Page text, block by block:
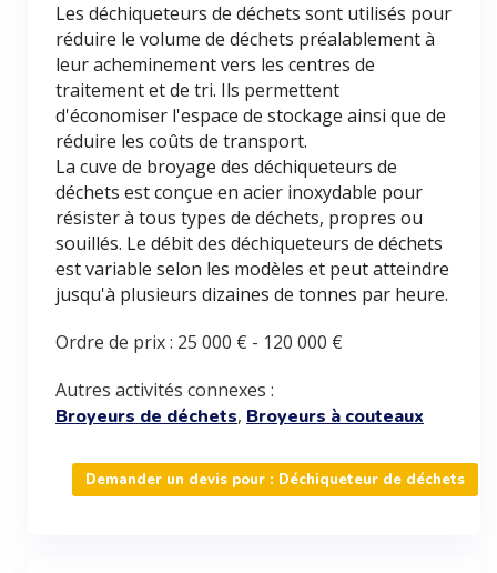
Les déchiqueteurs de déchets sont utilisés pour
réduire le volume de déchets préalablement à
leur acheminement vers les centres de
traitement et de tri. Ils permettent
d'économiser l'espace de stockage ainsi que de
réduire les coûts de transport.
La cuve de broyage des déchiqueteurs de
déchets est conçue en acier inoxydable pour
résister à tous types de déchets, propres ou
souillés. Le débit des déchiqueteurs de déchets
est variable selon les modèles et peut atteindre
jusqu'à plusieurs dizaines de tonnes par heure.
Ordre de prix : 25 000 € - 120 000 €
Autres activités connexes :
Broyeurs de déchets, Broyeurs à couteaux
Demander un devis pour : Déchiqueteur de déchets